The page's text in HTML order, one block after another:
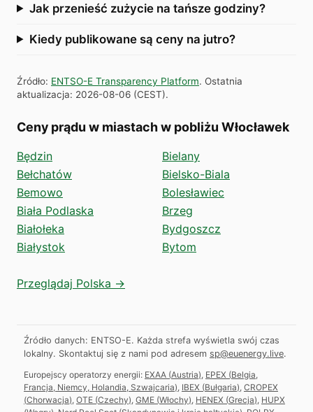
Jak przenieść zużycie na tańsze godziny?
Kiedy publikowane są ceny na jutro?
Źródło: ENTSO-E Transparency Platform. Ostatnia
aktualizacja: 2026-08-06 (CEST).
Ceny prądu w miastach w pobliżu Włocławek
Będzin
Bełchatów
Bemowo
Biała Podlaska
Białołeka
Białystok
Bielany
Bielsko-Biala
Bolesławiec
Brzeg
Bydgoszcz
Bytom
Przeglądaj Polska →
Źródło danych: ENTSO-E. Każda strefa wyświetla swój czas
lokalny. Skontaktuj się z nami pod adresem sp@euenergy.live.
Europejscy operatorzy energii: EXAA (Austria) EPEX (Belgia,
Francja, Niemcy, Holandia, Szwajcaria) IBEX (Bułgaria) CROPEX
(Chorwacja) OTE (Czechy) GME (Włochy) HENEX (Grecja) HUPX